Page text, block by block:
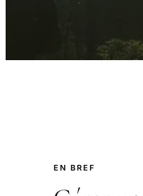
EN BREF